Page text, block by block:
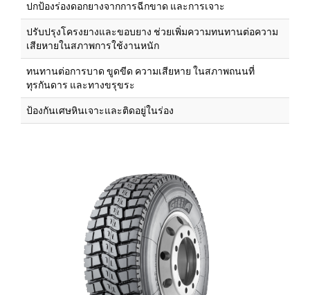
ปกป้องร่องดอกยางจากการฉีกขาด และการเจาะ
ปรับปรุงโครงยางและขอบยาง ช่วยเพิ่มความทนทานต่อความ
เสียหายในสภาพการใช้งานหนัก
ทนทานต่อการบาด ขูดขีด ความเสียหาย ในสภาพถนนที่
ทุรกันดาร และทางขรุขระ
ป้องกันเศษหินเจาะและติดอยู่ในร่อง